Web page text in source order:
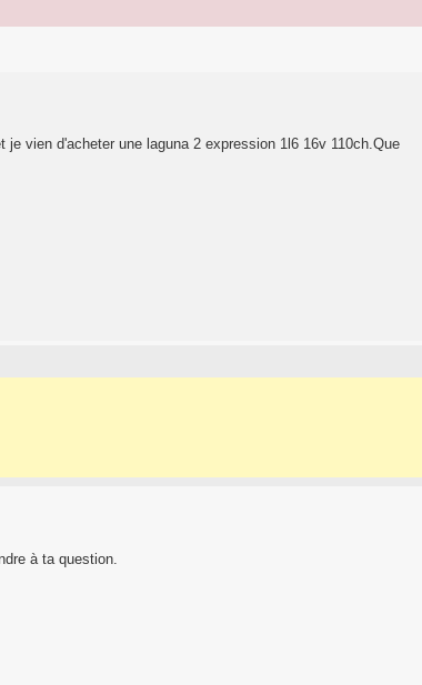
vien d'acheter une laguna 2 expression 1l6 16v 110ch.Que
à ta question.